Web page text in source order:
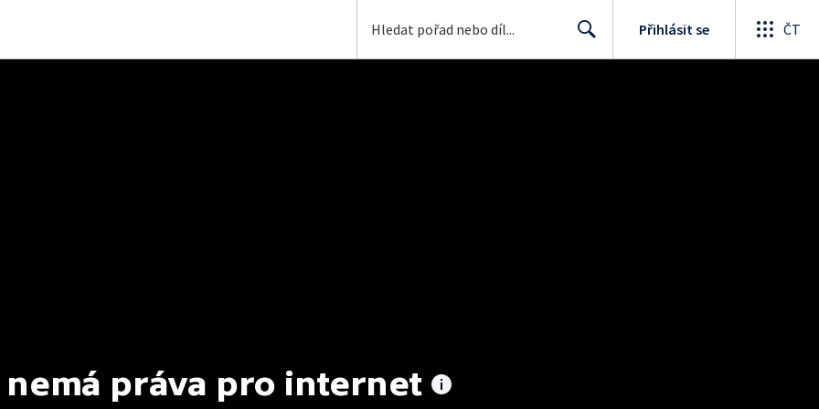
Přihlásit se ČT
nemá práva pro internet